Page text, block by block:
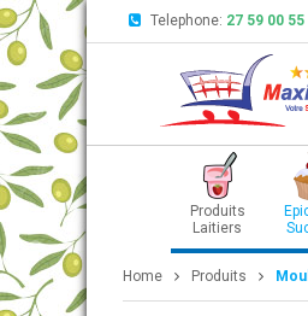
Telephone: 27 59 00 55
Produits
Laitiers
Home Produits